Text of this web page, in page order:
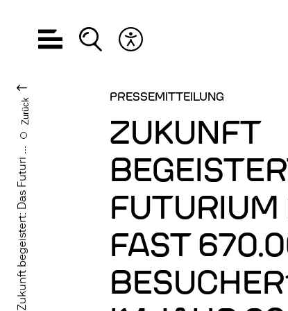
Hauptnavigation öffnen
Suche öffnen
Zukunft begeistert: Das Futuri ...
Zurück PRESSEMITTEILUNG
ZUKUNFT
FUTURIUM
FAST